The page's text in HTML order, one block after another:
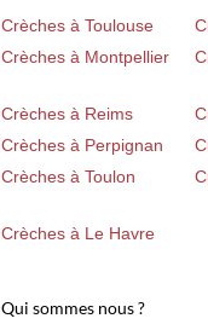
Crèches à Toulouse
Crèches à Montpellier
Crèches à Reims
Crèches à Perpignan
Crèches à Toulon
Crèches à Le Havre
Qui sommes nous ?